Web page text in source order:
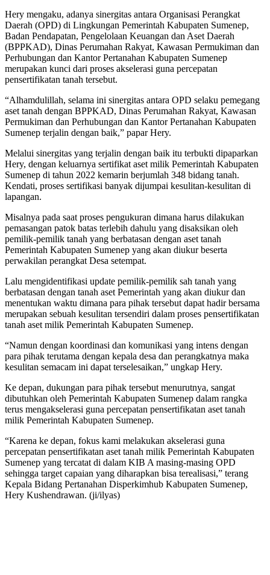
Hery mengaku, adanya sinergitas antara Organisasi Perangkat
Daerah (OPD) di Lingkungan Pemerintah Kabupaten Sumenep,
Badan Pendapatan, Pengelolaan Keuangan dan Aset Daerah
(BPPKAD), Dinas Perumahan Rakyat, Kawasan Permukiman dan
Perhubungan dan Kantor Pertanahan Kabupaten Sumenep
merupakan kunci dari proses akselerasi guna percepatan
pensertifikatan tanah tersebut.
“Alhamdulillah, selama ini sinergitas antara OPD selaku pemegang
aset tanah dengan BPPKAD, Dinas Perumahan Rakyat, Kawasan
Permukiman dan Perhubungan dan Kantor Pertanahan Kabupaten
Sumenep terjalin dengan baik,” papar Hery.
Melalui sinergitas yang terjalin dengan baik itu terbukti dipaparkan
Hery, dengan keluarnya sertifikat aset milik Pemerintah Kabupaten
Sumenep di tahun 2022 kemarin berjumlah 348 bidang tanah.
Kendati, proses sertifikasi banyak dijumpai kesulitan-kesulitan di
lapangan.
Misalnya pada saat proses pengukuran dimana harus dilakukan
pemasangan patok batas terlebih dahulu yang disaksikan oleh
pemilik-pemilik tanah yang berbatasan dengan aset tanah
Pemerintah Kabupaten Sumenep yang akan diukur beserta
perwakilan perangkat Desa setempat.
Lalu mengidentifikasi update pemilik-pemilik sah tanah yang
berbatasan dengan tanah aset Pemerintah yang akan diukur dan
menentukan waktu dimana para pihak tersebut dapat hadir bersama
merupakan sebuah kesulitan tersendiri dalam proses pensertifikatan
tanah aset milik Pemerintah Kabupaten Sumenep.
“Namun dengan koordinasi dan komunikasi yang intens dengan
para pihak terutama dengan kepala desa dan perangkatnya maka
kesulitan semacam ini dapat terselesaikan,” ungkap Hery.
Ke depan, dukungan para pihak tersebut menurutnya, sangat
dibutuhkan oleh Pemerintah Kabupaten Sumenep dalam rangka
terus mengakselerasi guna percepatan pensertifikatan aset tanah
milik Pemerintah Kabupaten Sumenep.
“Karena ke depan, fokus kami melakukan akselerasi guna
percepatan pensertifikatan aset tanah milik Pemerintah Kabupaten
Sumenep yang tercatat di dalam KIB A masing-masing OPD
sehingga target capaian yang diharapkan bisa terealisasi,” terang
Kepala Bidang Pertanahan Disperkimhub Kabupaten Sumenep,
Hery Kushendrawan. (ji/ilyas)